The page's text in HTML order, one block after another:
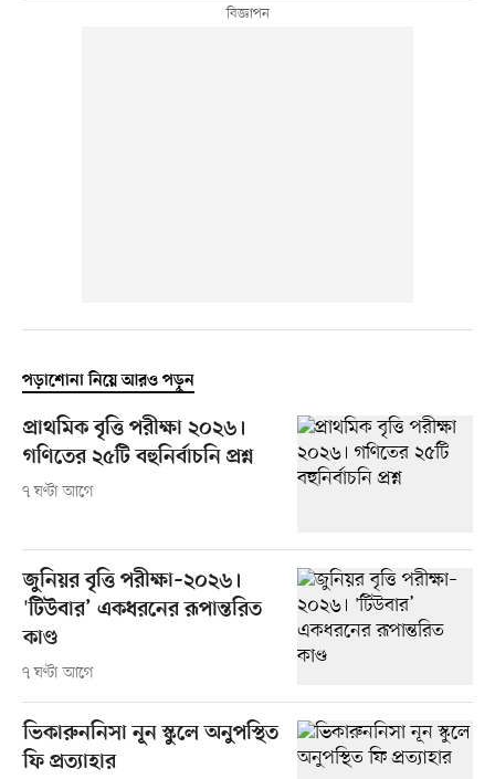
পড়াশোনা নিয়ে আরও পড়ুন
প্রাথমিক বৃত্তি পরীক্ষা ২০২৬।
গণিতের ২৫টি বহুনির্বাচনি প্রশ্ন
৭ ঘণ্টা আগে
জুনিয়র বৃত্তি পরীক্ষা–২০২৬।
'টিউবার’ একধরনের রূপান্তরিত
কাণ্ড
৭ ঘণ্টা আগে
ভিকারুননিসা নূন স্কুলে অনুপস্থিত
ফি প্রত্যাহার